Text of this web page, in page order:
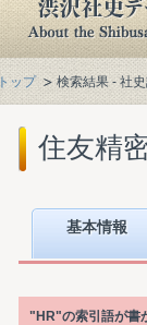
トップ 検索結果 - 社
住友精
基本情報
"HR"の索引語が書